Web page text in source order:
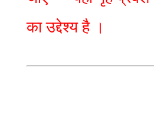
का उद्देश्य है ।